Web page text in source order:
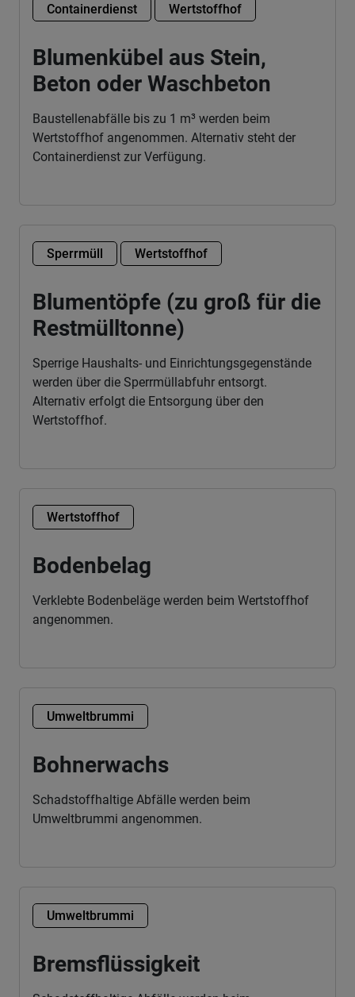
Containerdienst Wertstoffhof
Blumenkübel aus Stein,
Beton oder Waschbeton
Baustellenabfälle bis zu 1 m³ werden beim
Wertstoffhof angenommen. Alternativ steht der
Containerdienst zur Verfügung.
Sperrmüll Wertstoffhof
Blumentöpfe (zu groß für die
Restmülltonne)
Sperrige Haushalts- und Einrichtungsgegenstände
werden über die Sperrmüllabfuhr entsorgt.
Alternativ erfolgt die Entsorgung über den
Wertstoffhof.
Wertstoffhof
Bodenbelag
Verklebte Bodenbeläge werden beim Wertstoffhof
angenommen.
Umweltbrummi
Bohnerwachs
Schadstoffhaltige Abfälle werden beim
Umweltbrummi angenommen.
Umweltbrummi
Bremsflüssigkeit